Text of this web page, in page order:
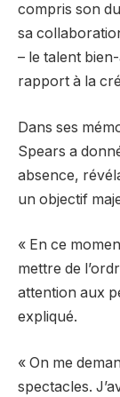
compris son
sa
– le talent
rapport à la
Dans ses
Spears a
absence,
un objectif
« En ce
mettre de
attention aux
expliqué.
« On me
spectacles.